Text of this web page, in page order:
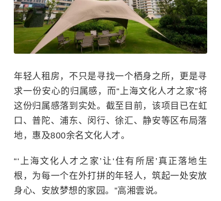
年轻人租房，不只是寻找一个栖身之所，更是寻
求一份安心的归属感， 而“ 上海文化人才之家”将
这份归属感落到实处。截至目前，该项目 已在虹
口、普陀、浦东、闵行、徐汇、静安等区布局落
地，惠及800余名文化人才。
“‘上海文化人才之家’让 ‘住有所居’真正落地生
根，为每一个在外打拼的年轻人，筑起一处安放
身心、安放梦想的家园。”高湘雲说。